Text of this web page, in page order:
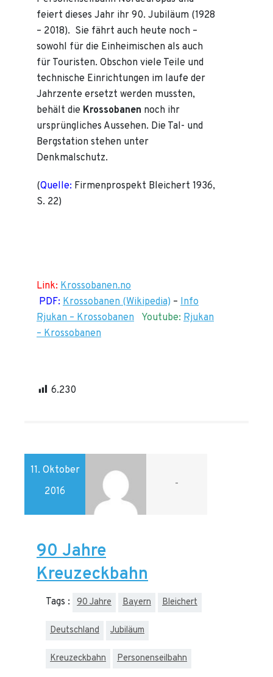
feiert dieses Jahr ihr 90. Jubiläum (1928
– 2018). Sie fährt auch heute noch –
sowohl für die Einheimischen als auch
für Touristen. Obschon viele Teile und
technische Einrichtungen im laufe der
Jahrzente ersetzt werden mussten,
behält die Krossobanen noch ihr
ursprüngliches Aussehen. Die Tal- und
Bergstation stehen unter
Denkmalschutz.
(Quelle: Firmenprospekt Bleichert 1936,
S. 22)
Link: Krossobanen.no
PDF: Krossobanen (Wikipedia) – Info
Rjukan – Krossobanen
Youtube: Rjukan
– Krossobanen
6.230
11. Oktober
2016
-
90 Jahre
Kreuzeckbahn
Tags : 90 Jahre Bayern Bleichert
Deutschland Jubiläum
Kreuzeckbahn Personenseilbahn